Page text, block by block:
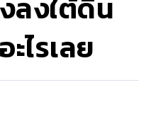
ลงใต้ดิน
ไรเลย